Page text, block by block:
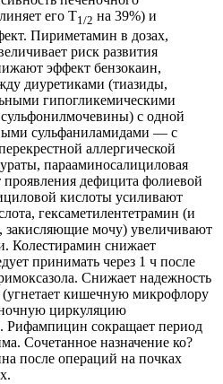
его Т1/2 на 39%) и
Пириметамин в дозах,
риск развития
эффект бензокаин,
диуретиками (тиазиды,
гипогликемическими
с одной
сульфаниламидами — с
аллергической
парааминосалициловая
дефицита фолиевой
кислоты усиливают
гексаметилентетрамин (и
закисляющие мочу) увеличивают
Колестирамин снижает
принимать через 1 ч после
Снижает надежность
кишечную микрофлору
циркуляцию
Рифампицин сокращает период
Сочетанное назначение ко?
после операций на почках